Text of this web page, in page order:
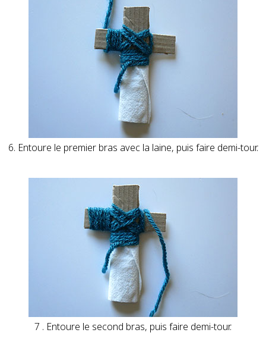
6. Entoure le premier bras avec la laine, puis faire demi-tour.
7 . Entoure le second bras, puis faire demi-tour.